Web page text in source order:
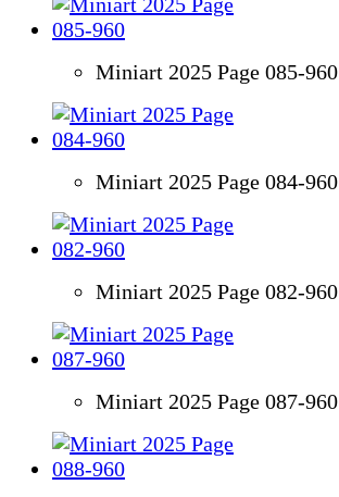
Miniart 2025 Page 085-960
Miniart 2025 Page 084-960
Miniart 2025 Page 082-960
Miniart 2025 Page 087-960